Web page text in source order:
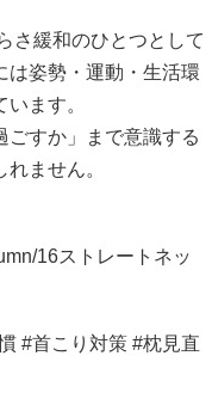
ェック
で徹底
キなのはなぜ？原因
徹底解説